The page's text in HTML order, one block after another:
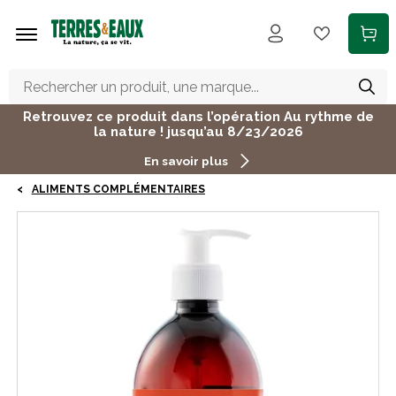
Retrouvez ce produit dans l’opération Au rythme de
la nature ! jusqu’au 8/23/2026
En savoir plus
ALIMENTS COMPLÉMENTAIRES